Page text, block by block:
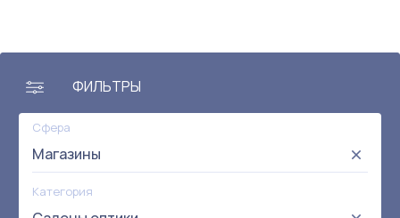
ФИЛЬТРЫ
Сфера
Магазины
Категория